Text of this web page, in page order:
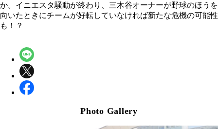
か。イニエスタ騒動が終わり、三木谷オーナーが野球のほうを
向いたときにチームが好転していなければ新たな危機の可能性
も！？
Photo Gallery